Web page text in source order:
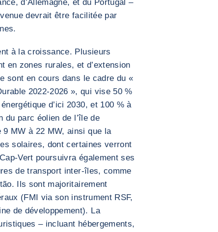
d’Allemagne, et du Portugal –
devrait être facilitée par
à la croissance. Plusieurs
en zones rurales, et d’extension
sont en cours dans le cadre du «
2022-2026 », qui vise 50 %
d’ici 2030, et 100 % à
du parc éolien de l’île de
MW à 22 MW, ainsi que la
solaires, dont certaines verront
Vert poursuivra également ses
de transport inter-îles, comme
Ils sont majoritairement
(FMI via son instrument RSF,
de développement). La
– incluant hébergements,